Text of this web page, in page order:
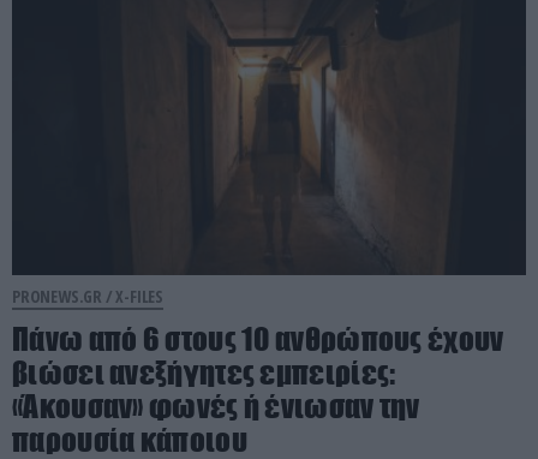
PRONEWS.GR /X-FILES
Πάνω από 6 στους 10 ανθρώπους έχουν
βιώσει ανεξήγητες εμπειρίες:
«Άκουσαν» φωνές ή ένιωσαν την
παρουσία κάποιου